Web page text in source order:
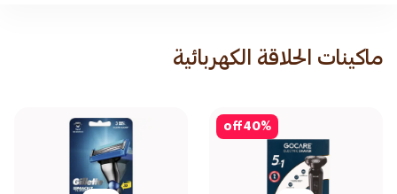
ماكينات الحلاقة الكهربائية
40%
off